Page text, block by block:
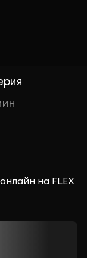
на FLEX